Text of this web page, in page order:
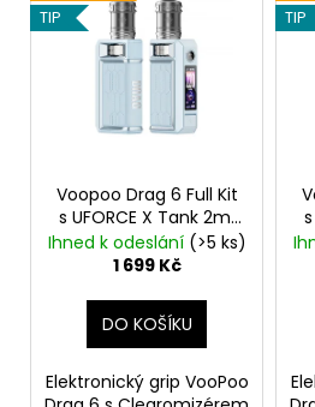
TIP
Voopoo Drag 6 Full Kit
s UFORCE X Tank 2ml
Blue4400mAh
Ihned k odeslání (>5 ks)
1 699 Kč
DO KOŠÍKU
Elektronický grip VooPoo
TIP